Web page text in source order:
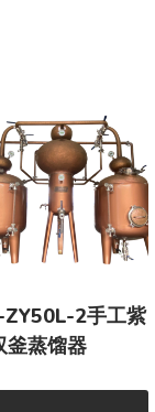
ZY50L-2手工紫
釜蒸馏器